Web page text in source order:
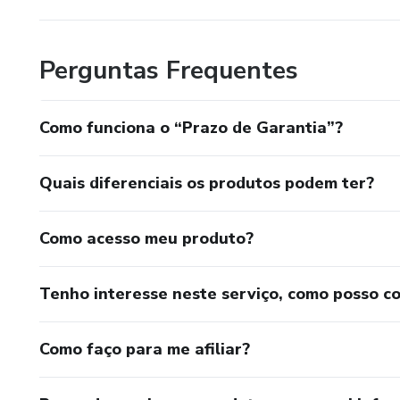
Perguntas Frequentes
Como funciona o “Prazo de Garantia”?
Quais diferenciais os produtos podem ter?
Como acesso meu produto?
Tenho interesse neste serviço, como posso
Como faço para me afiliar?